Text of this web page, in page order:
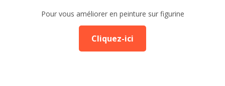
Pour vous améliorer en peinture sur figurine
Cliquez-ici